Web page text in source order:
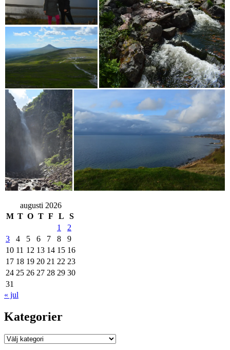
augusti 2026
M T O T F L
S
1
2
3
4 5 6 7 8
9
10 11 12 13 14 15 16
17 18 19 20 21 22 23
24 25 26 27 28 29 30
31
« jul
Kategorier
Kategorier